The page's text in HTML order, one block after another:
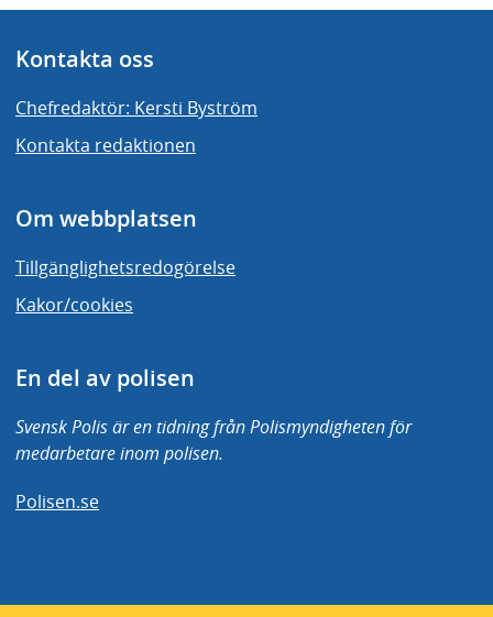
Kontakta oss
Chefredaktör: Kersti Byström
Kontakta redaktionen
Om webbplatsen
Tillgänglighetsredogörelse
Kakor/cookies
En del av polisen
Svensk Polis är en tidning från Polismyndigheten för
medarbetare inom polisen.
Polisen.se